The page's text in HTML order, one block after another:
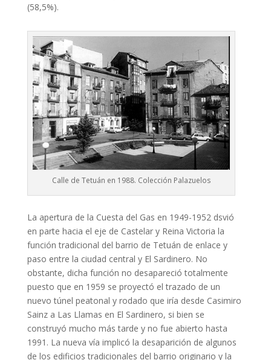
(58,5%).
Calle de Tetuán en 1988. Colección Palazuelos
La apertura de la Cuesta del Gas en 1949-1952 dsvió
en parte hacia el eje de Castelar y Reina Victoria la
función tradicional del barrio de Tetuán de enlace y
paso entre la ciudad central y El Sardinero. No
obstante, dicha función no desapareció totalmente
puesto que en 1959 se proyectó el trazado de un
nuevo túnel peatonal y rodado que iría desde Casimiro
Sainz a Las Llamas en El Sardinero, si bien se
construyó mucho más tarde y no fue abierto hasta
1991. La nueva vía implicó la desaparición de algunos
de los edificios tradicionales del barrio originario y la